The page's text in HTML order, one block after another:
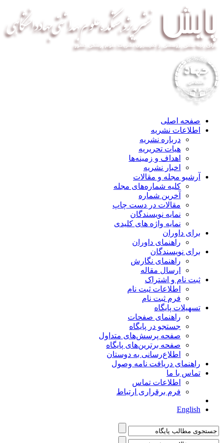
صفحه اصلی
اطلاعات نشریه
درباره نشریه
هیات تحریریه
اهداف و زمینه‌ها
اخبار نشریه
آرشیو مجله و مقالات
کلیه شماره‌های مجله
آخرین شماره
مقالات در دست چاپ
نمایه نویسندگان
نمایه واژه های کلیدی
برای داوران
راهنمای داوران
برای نویسندگان
راهنمای نگارش
ارسال مقاله
ثبت نام و اشتراک
اطلاعات ثبت نام
فرم ثبت نام
تسهیلات پایگاه
راهنمای صفحات
جستجو در پایگاه
صفحه پرسش‌های متداول
صفحه برترین‌های پایگاه
اطلاع‌رسانی به دوستان
راهنمای دریافت نامه وصول
تماس با ما
اطلاعات تماس
فرم برقراری ارتباط
English